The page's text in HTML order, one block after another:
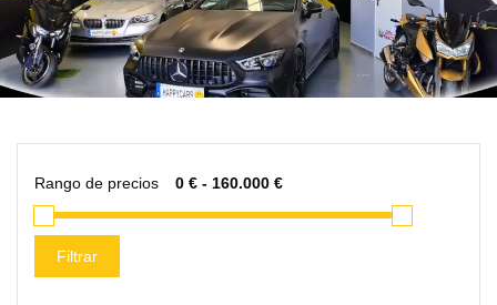
Rango de precios
Filtrar